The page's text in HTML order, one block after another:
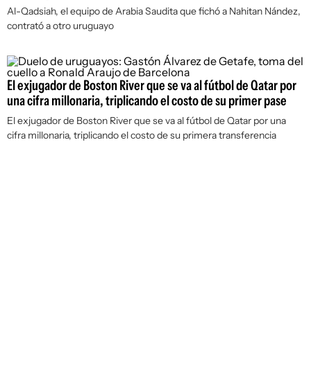
Al-Qadsiah, el equipo de Arabia Saudita que fichó a Nahitan Nández,
contrató a otro uruguayo
El exjugador de Boston River que se va al fútbol de Qatar por
una cifra millonaria, triplicando el costo de su primer pase
El exjugador de Boston River que se va al fútbol de Qatar por una
cifra millonaria, triplicando el costo de su primera transferencia